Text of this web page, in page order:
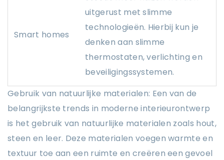
Smart homes
uitgerust met slimme
technologieën. Hierbij kun je
denken aan slimme
thermostaten, verlichting en
beveiligingssystemen.
Gebruik van natuurlijke materialen: Een van de
belangrijkste trends in moderne interieurontwerp
is het gebruik van natuurlijke materialen zoals hout,
steen en leer. Deze materialen voegen warmte en
textuur toe aan een ruimte en creëren een gevoel